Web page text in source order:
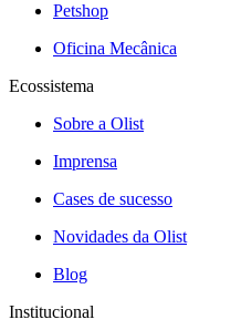
Petshop
Oficina Mecânica
Ecossistema
Sobre a Olist
Imprensa
Cases de sucesso
Novidades da Olist
Blog
Institucional